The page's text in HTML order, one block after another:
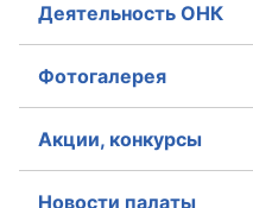
Соглашения
Рекомендации
Порядок работы ЦОН
Деятельность ОНК
Фотогалерея
Акции, конкурсы
Новости палаты